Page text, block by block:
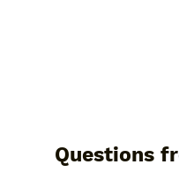
Questions